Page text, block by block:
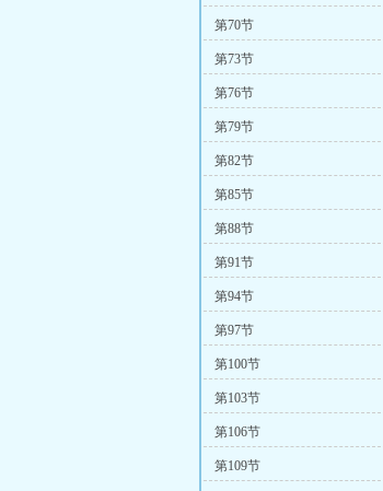
第70节
第73节
第76节
第79节
第82节
第85节
第88节
第91节
第94节
第97节
第100节
第103节
第106节
第109节